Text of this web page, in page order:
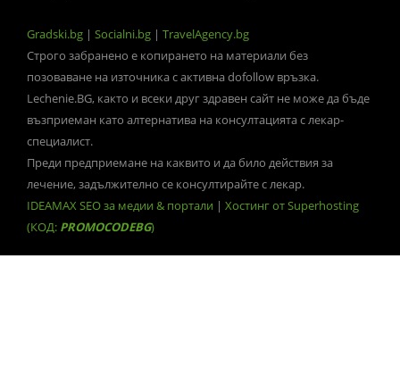
Gradski.bg | Socialni.bg | TravelAgency.bg
Строго забранено е копирането на материали без
позоваване на източника с активна dofollow връзка.
Lechenie.BG, както и всеки друг здравен сайт не може да бъде
възприеман като алтернатива на консултацията с лекар-
специалист.
Преди предприемане на каквито и да било действия за
лечение, задължително се консултирайте с лекар.
IDEAMAX SEO за медии & портали | Хостинг от Superhosting
(КОД: PROMOCODEBG)